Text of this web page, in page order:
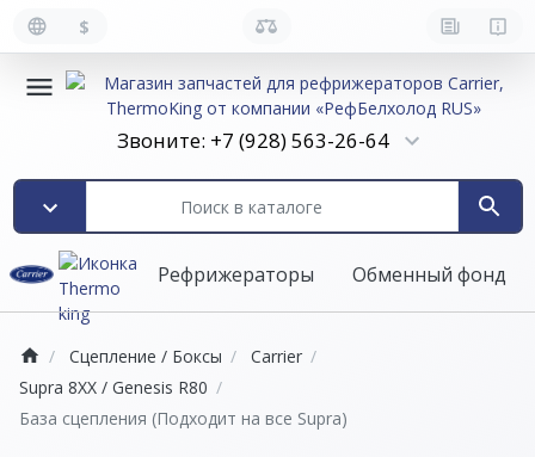
$
Звоните: +7 (928) 563-26-64
Рефрижераторы Обменный фонд
Сцепление / Боксы
Carrier
Supra 8XX / Genesis R80
База сцепления (Подходит на все Supra)